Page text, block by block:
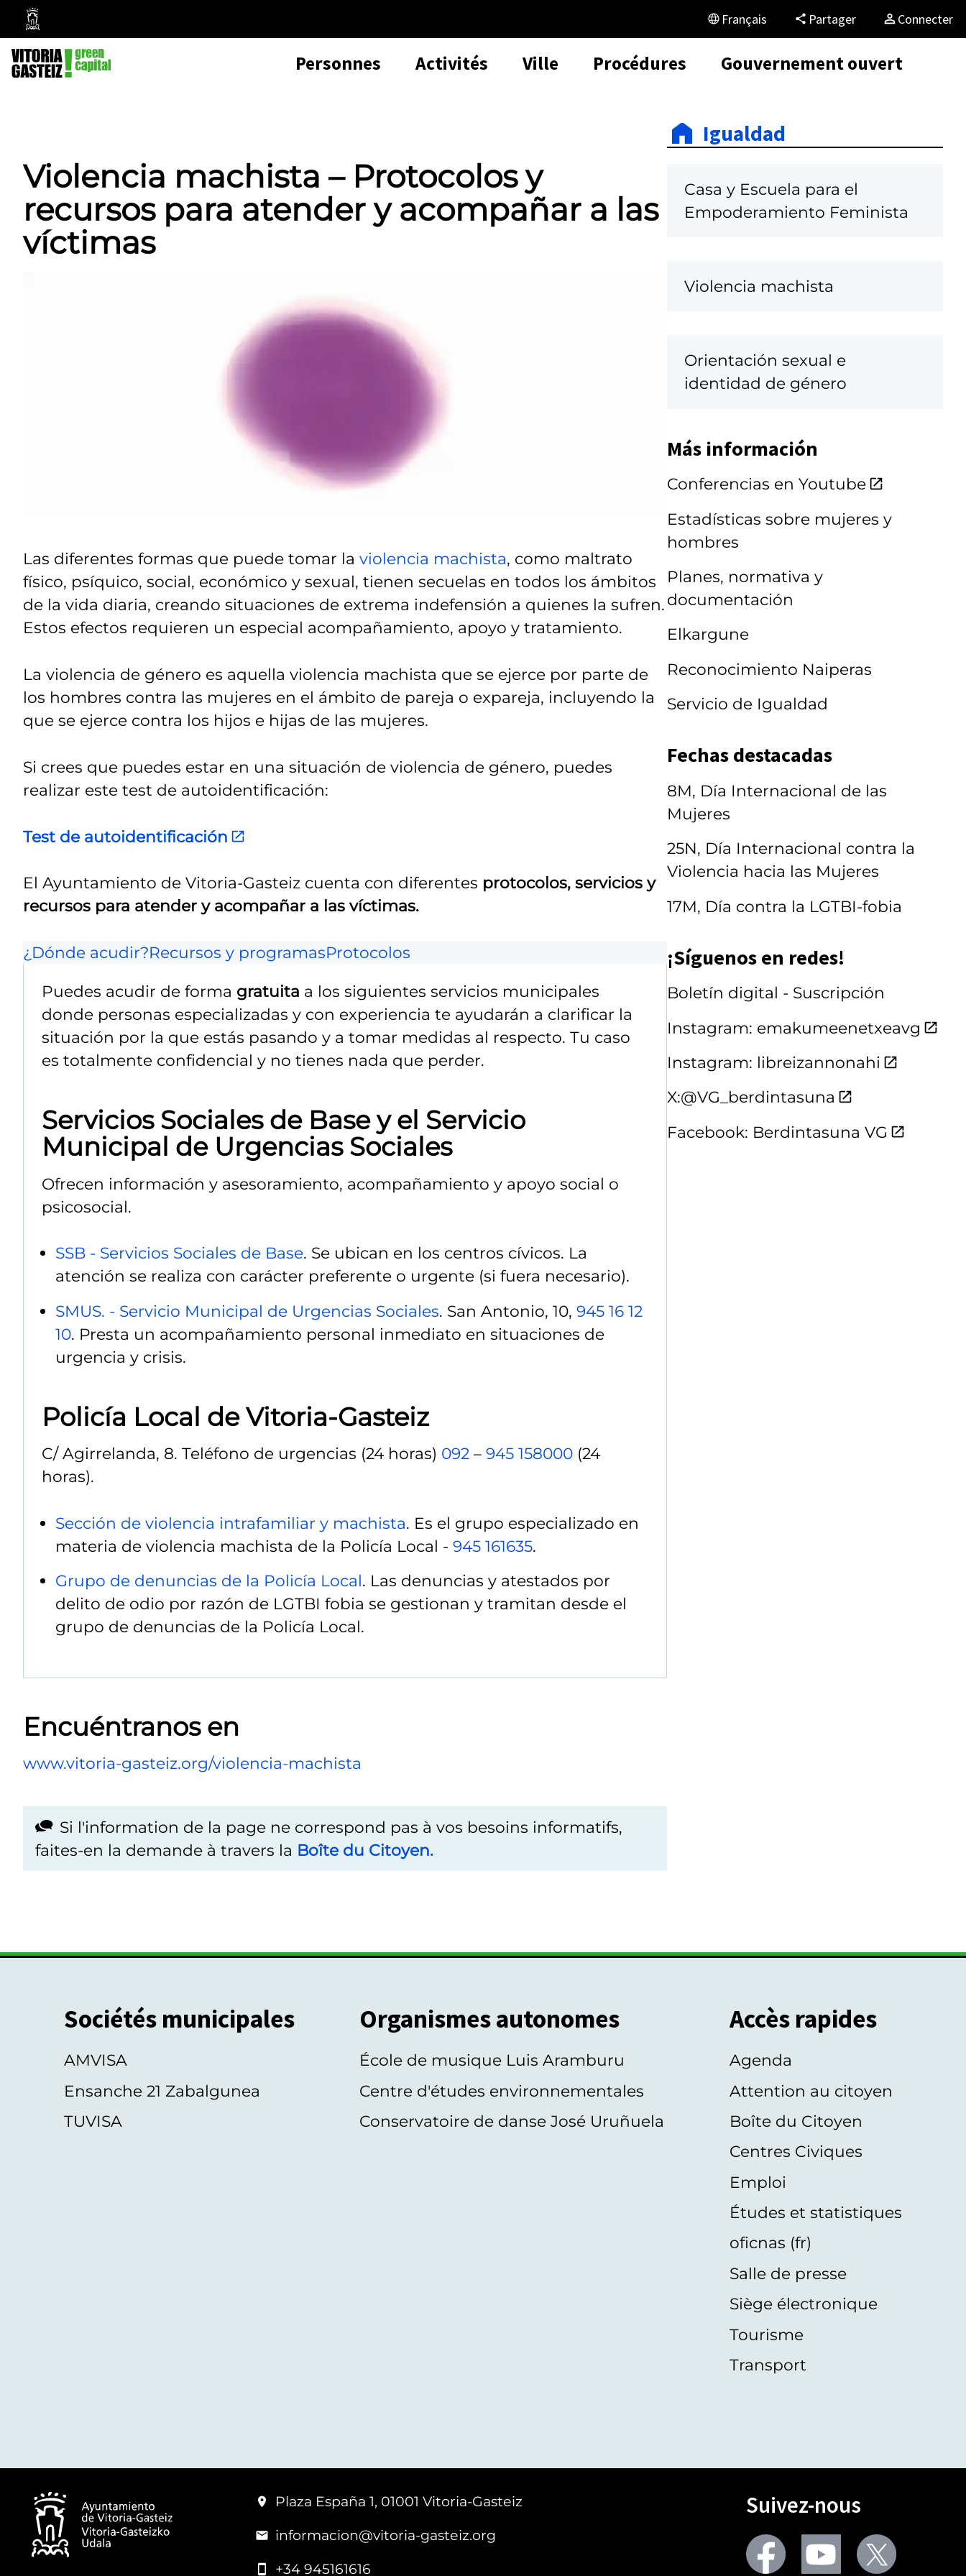
Mairie
de
Vitoria-
Gasteiz
Français Partager Connecter
Personnes Activités Ville Procédures Gouvernement ouvert
Violencia machista – Protocolos y
recursos para atender y acompañar a las
víctimas
Las diferentes formas que puede tomar la violencia machista, como maltrato
físico, psíquico, social, económico y sexual, tienen secuelas en todos los ámbitos
de la vida diaria, creando situaciones de extrema indefensión a quienes la sufren.
Estos efectos requieren un especial acompañamiento, apoyo y tratamiento.
La violencia de género es aquella violencia machista que se ejerce por parte de
los hombres contra las mujeres en el ámbito de pareja o expareja, incluyendo la
que se ejerce contra los hijos e hijas de las mujeres.
Si crees que puedes estar en una situación de violencia de género, puedes
realizar este test de autoidentificación:
Test de autoidentificación
El Ayuntamiento de Vitoria-Gasteiz cuenta con diferentes protocolos, servicios y
recursos para atender y acompañar a las víctimas.
¿Dónde acudir?Recursos y programasProtocolos
Puedes acudir de forma gratuita a los siguientes servicios municipales
donde personas especializadas y con experiencia te ayudarán a clarificar la
situación por la que estás pasando y a tomar medidas al respecto. Tu caso
es totalmente confidencial y no tienes nada que perder.
Servicios Sociales de Base y el Servicio
Municipal de Urgencias Sociales
Ofrecen información y asesoramiento, acompañamiento y apoyo social o
psicosocial.
SSB - Servicios Sociales de Base. Se ubican en los centros cívicos. La
atención se realiza con carácter preferente o urgente (si fuera necesario).
SMUS. - Servicio Municipal de Urgencias Sociales. San Antonio, 10, 945 16 12
10. Presta un acompañamiento personal inmediato en situaciones de
urgencia y crisis.
Policía Local de Vitoria-Gasteiz
C/ Agirrelanda, 8. Teléfono de urgencias (24 horas) 092 – 945 158000 (24
horas).
Sección de violencia intrafamiliar y machista. Es el grupo especializado en
materia de violencia machista de la Policía Local - 945 161635.
Grupo de denuncias de la Policía Local. Las denuncias y atestados por
delito de odio por razón de LGTBI fobia se gestionan y tramitan desde el
grupo de denuncias de la Policía Local.
Encuéntranos en
www.vitoria-gasteiz.org/violencia-machista
Si l'information de la page ne correspond pas à vos besoins informatifs,
faites-en la demande à travers la Boîte du Citoyen.
Igualdad
Casa y Escuela para el
Empoderamiento Feminista
Violencia machista
Orientación sexual e
identidad de género
Más información
Conferencias en Youtube
Estadísticas sobre mujeres y
hombres
Planes, normativa y
documentación
Elkargune
Reconocimiento Naiperas
Servicio de Igualdad
Fechas destacadas
8M, Día Internacional de las
Mujeres
25N, Día Internacional contra la
Violencia hacia las Mujeres
17M, Día contra la LGTBI-fobia
¡Síguenos en redes!
Boletín digital - Suscripción
Instagram: emakumeenetxeavg
Instagram: libreizannonahi
X:@VG_berdintasuna
Facebook: Berdintasuna VG
Sociétés municipales
AMVISA
Ensanche 21 Zabalgunea
TUVISA
Organismes autonomes
École de musique Luis Aramburu
Centre d'études environnementales
Conservatoire de danse José Uruñuela
Accès rapides
Agenda
Attention au citoyen
Boîte du Citoyen
Centres Civiques
Emploi
Études et statistiques
oficnas (fr)
Salle de presse
Siège électronique
Tourisme
Transport
Plaza España 1, 01001 Vitoria-Gasteiz
informacion@vitoria-gasteiz.org
+34 945161616
Suivez-nous
Facebook Youtube